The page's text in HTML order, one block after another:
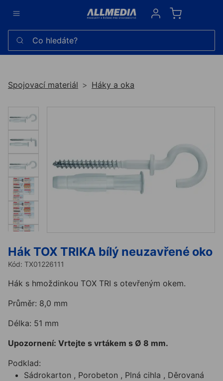
Sign in
Co hledáte?
Spojovací materiál Háky a oka
Hák TOX TRIKA bílý neuzavřené oko
Kód: TX01226111
Hák s hmoždinkou TOX TRI s otevřeným okem.
Průměr: 8,0 mm
Délka: 51 mm
Upozornení: Vrtejte s vrtákem s Ø 8 mm.
Podklad:
Sádrokarton , Porobeton , Plná cihla , Děrovaná